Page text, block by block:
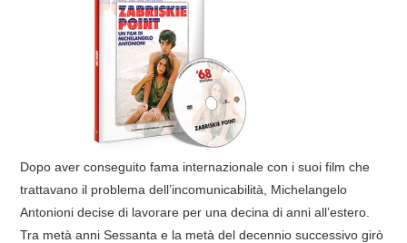
Dopo aver conseguito fama internazionale con i suoi film che
trattavano il problema dell’incomunicabilità, Michelangelo
Antonioni decise di lavorare per una decina di anni all’estero.
Tra metà anni Sessanta e la metà del decennio successivo girò